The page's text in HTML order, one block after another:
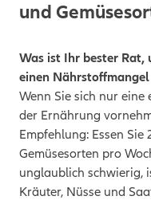
und
Was ist Ihr bester Rat,
einen Nährstoffmangel
Wenn Sie sich nur eine
der Ernährung
Empfehlung: Essen Sie
Gemüsesorten pro
unglaublich schwierig,
Kräuter, Nüsse und